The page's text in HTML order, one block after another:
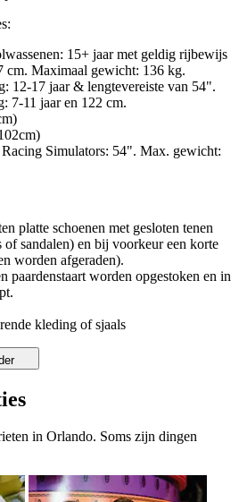
15+ jaar met geldig rijbewijs
cm. Maximaal gewicht: 136 kg.
12-17 jaar & lengtevereiste van 54".
7-11 jaar en 122 cm.
Simulators: 54". Max. gewicht:
platte schoenen met gesloten tenen
of sandalen) en bij voorkeur een korte
worden afgeraden).
paardenstaart worden opgestoken en in
kleding of sjaals
in Orlando. Soms zijn dingen